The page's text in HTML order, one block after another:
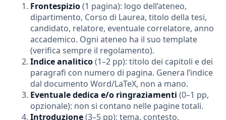
Frontespizio(1 pagina): logo dell’ateneo,
dipartimento, Corso di Laurea, titolo della tesi,
candidato, relatore, eventuale correlatore, anno
accademico. Ogni ateneo ha il suo template
(verifica sempre il regolamento).
Indice analitico(1–2 pp): titolo dei capitoli e dei
paragrafi con numero di pagina. Genera l’indice
dal documento Word/LaTeX, non a mano.
Eventuale dedica e/o ringraziamenti (0–1 pp,
opzionale): non si contano nelle pagine totali.
Introduzione(3–5 pp): tema, contesto,